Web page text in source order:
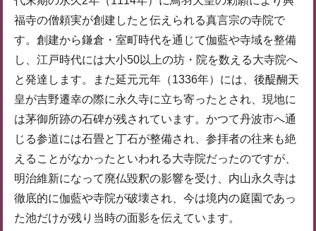
福寺の僧頼実が創建したと伝えられる真言宗の寺院で
す。創建から鎌倉・室町時代を通じて伽藍や寺域を整備
し、江戸時代には大小50以上の坊・院を数える大寺院へ
と発達します。また延元元年（1336年）には、後醍醐天
皇が吉野遷幸の際に永久寺に立ち寄ったとされ、現地に
は茅御所跡の石碑が残されています。かつて丹波市へ通
じる参道には石畳と丁石が整備され、参拝者の往来も絶
えることがなかったといわれる大寺院だったのですが、
明治維新になって廃仏毀釈の影響を受け、内山永久寺は
徹底的に伽藍や寺院が破壊され、今は境内の庭園であっ
た池だけが残り当時の面影を伝えています。